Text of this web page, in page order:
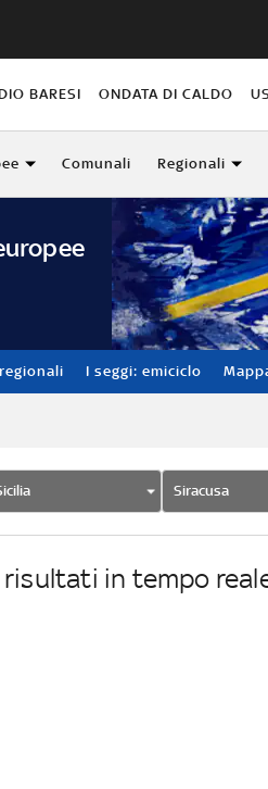
BARESI ONDATA DI CALDO
Comunali Regionali
I seggi: emiciclo
Siracusa
risultati in tempo